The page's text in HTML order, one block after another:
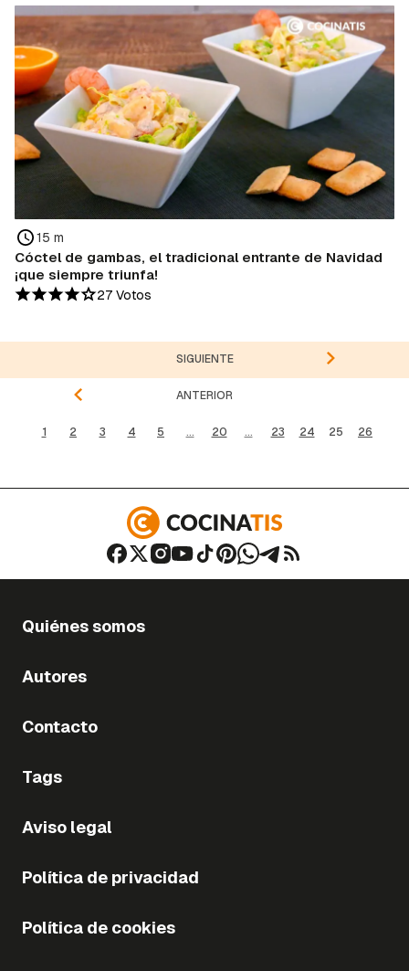
15 m
Cóctel de gambas, el tradicional entrante de Navidad
¡que siempre triunfa!
27 Votos
ANTERIOR
1 2 3 4 5 ... 20 ... 23 24 25 26
SIGUIENTE
Quiénes somos
Autores
Contacto
Tags
Aviso legal
Política de privacidad
Política de cookies